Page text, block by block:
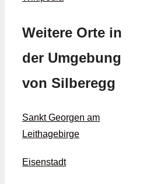
Weitere Orte in
der Umgebung
von Silberegg
Sankt Georgen am
Leithagebirge
Eisenstadt